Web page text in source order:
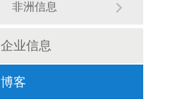
非洲信息
企业信息
博客